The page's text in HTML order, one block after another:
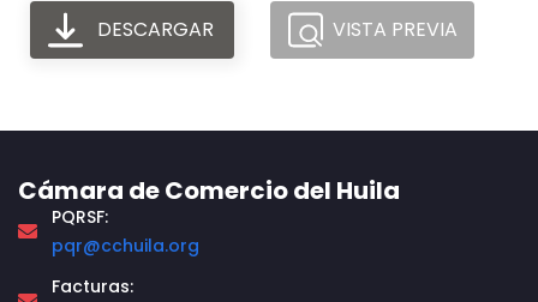
DESCARGAR VISTA PREVIA
Cámara de Comercio del Huila
PQRSF:
pqr@cchuila.org
Facturas: